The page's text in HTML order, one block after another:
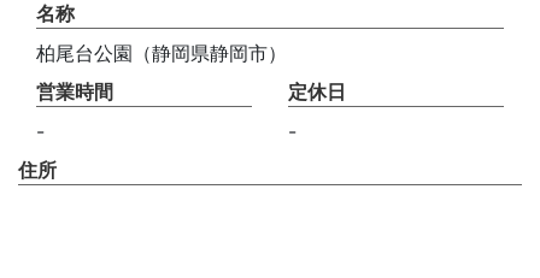
名称
柏尾台公園（静岡県静岡市）
営業時間
-
定休日
-
住所